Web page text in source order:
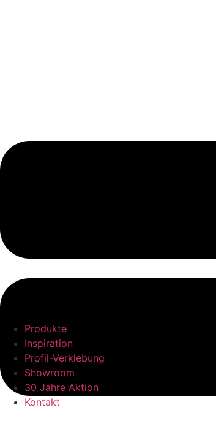
Produkte
Inspiration
Profil-Verklebung
Showroom
30 Jahre Aktion
Kontakt